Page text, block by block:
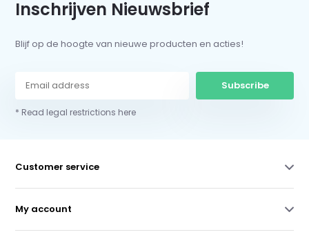
Inschrijven Nieuwsbrief
Blijf op de hoogte van nieuwe producten en acties!
Subscribe
* Read legal restrictions here
Customer service
My account